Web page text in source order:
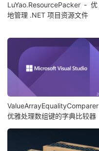
LuYao.ResourcePacker -
地管理 .NET 项目资源文件
ValueArrayEqualityComparer
优雅处理数组键的字典比较器